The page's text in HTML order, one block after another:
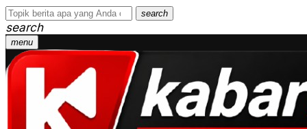
search
search
menu